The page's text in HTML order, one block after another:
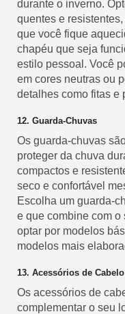
durante o inverno.
quentes e
que você fique
chapéu que seja
estilo pessoal. Você
em cores neutras ou
detalhes como fitas e
12. Guarda-Chuvas
Os guarda-chuvas
proteger da chuva
compactos e
seco e confortável
Escolha um guarda-
e que combine com
optar por modelos
modelos mais
13. Acessórios de Cabelo
Os acessórios de
complementar o seu